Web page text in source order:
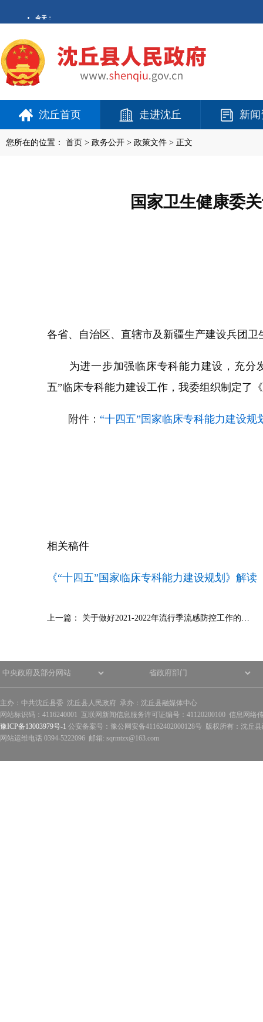
沈丘首页 走进沈丘 新
您所在的位置： 首页 > 政务公开 > 政策文件 > 正文
国家卫生健康委
各省、自治区、直辖市及新疆生产建设兵团卫
为进一步加强临床专科能力建设，充分发
五”临床专科能力建设工作，我委组织制定了
附件： “十四五”国家临床专科能力建设规
相关稿件
《“十四五”国家临床专科能力建设规划》解读
上一篇： 关于做好2021-2022年流行季流感防控工作的…
主办：中共沈丘县委 沈丘县人民政府 承办：沈丘县融媒体中心
网站标识码：4116240001 互联网新闻信息服务许可证编号：41120200100 信息网络
豫ICP备13003979号-1 公安备案号：豫公网安备41162402000128号 版权所有：沈丘
网站运维电话 0394-5222096 邮箱: sqrmtzx@163.com